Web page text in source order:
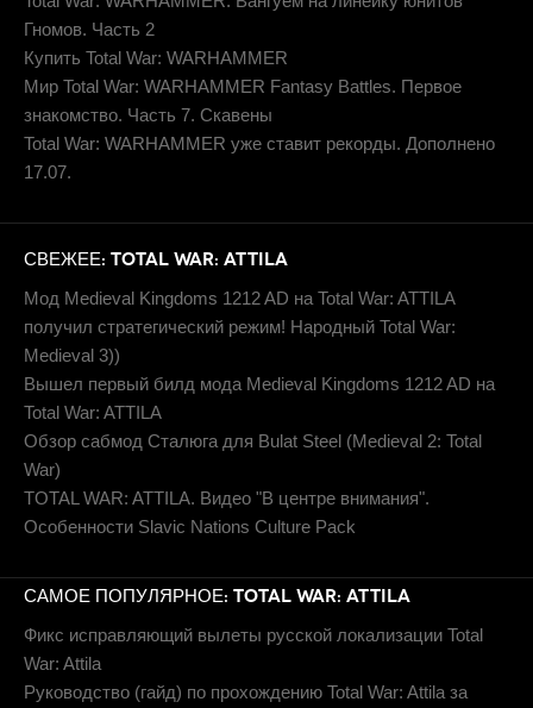
Гномов. Часть 2
Купить Total War: WARHAMMER
Мир Total War: WARHAMMER Fantasy Battles. Первое
знакомство. Часть 7. Скавены
Total War: WARHAMMER уже ставит рекорды. Дополнено
17.07.
СВЕЖЕЕ: TOTAL WAR: ATTILA
Мод Medieval Kingdoms 1212 AD на Total War: ATTILA
получил стратегический режим! Народный Total War:
Medieval 3))
Вышел первый билд мода Medieval Kingdoms 1212 AD на
Total War: ATTILA
Обзор сабмод Сталюга для Bulat Steel (Medieval 2: Total
War)
TOTAL WAR: ATTILA. Видео "В центре внимания".
Особенности Slavic Nations Culture Pack
САМОЕ ПОПУЛЯРНОЕ: TOTAL WAR: ATTILA
Фикс исправляющий вылеты русской локализации Total
War: Attila
Руководство (гайд) по прохождению Total War: Attila за